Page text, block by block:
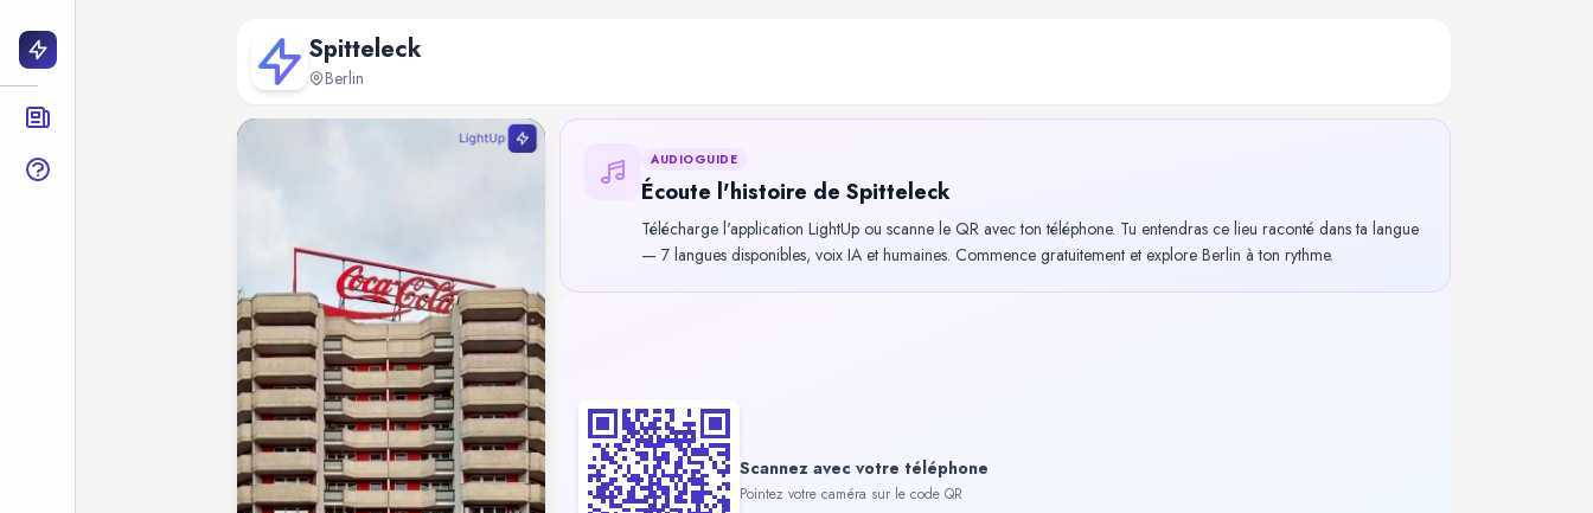
Spitteleck
Berlin
AUDIOGUIDE
Écoute l'histoire de Spitteleck
Télécharge l'application LightUp ou scanne le QR avec ton téléphone. Tu entendras ce lieu raconté dans ta langue
— 7 langues disponibles, voix IA et humaines. Commence gratuitement et explore Berlin à ton rythme.
Scannez avec votre téléphone
Pointez votre caméra sur le code QR